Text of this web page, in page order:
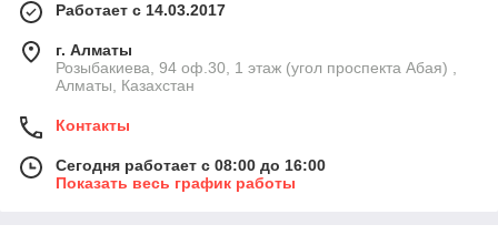
Работает с 14.03.2017
г. Алматы
Розыбакиева, 94 оф.30, 1 этаж (угол проспекта Абая) ,
Алматы, Казахстан
Контакты
Сегодня работает с 08:00 до 16:00
Показать весь график работы